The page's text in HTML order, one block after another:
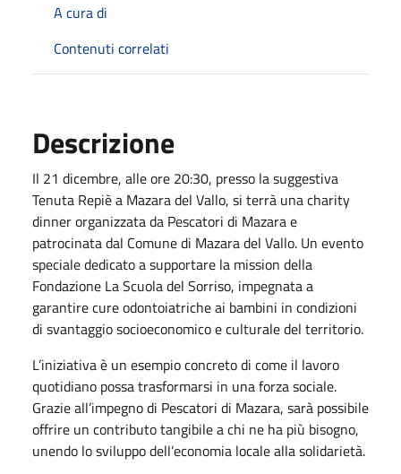
A cura di
Contenuti correlati
Descrizione
Il 21 dicembre, alle ore 20:30, presso la suggestiva
Tenuta Repiè a Mazara del Vallo, si terrà una charity
dinner organizzata da Pescatori di Mazara e
patrocinata dal Comune di Mazara del Vallo. Un evento
speciale dedicato a supportare la mission della
Fondazione La Scuola del Sorriso, impegnata a
garantire cure odontoiatriche ai bambini in condizioni
di svantaggio socioeconomico e culturale del territorio.
L’iniziativa è un esempio concreto di come il lavoro
quotidiano possa trasformarsi in una forza sociale.
Grazie all’impegno di Pescatori di Mazara, sarà possibile
offrire un contributo tangibile a chi ne ha più bisogno,
unendo lo sviluppo dell’economia locale alla solidarietà.